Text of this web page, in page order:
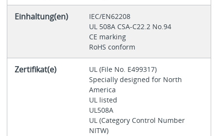
Einhaltung(en)
IEC/EN62208
UL 508A CSA-C22.2 No.94
CE marking
RoHS conform
Zertifikat(e)
UL (File No. E499317)
Specially designed for North
America
UL listed
UL508A
UL (Category Control Number
NITW)